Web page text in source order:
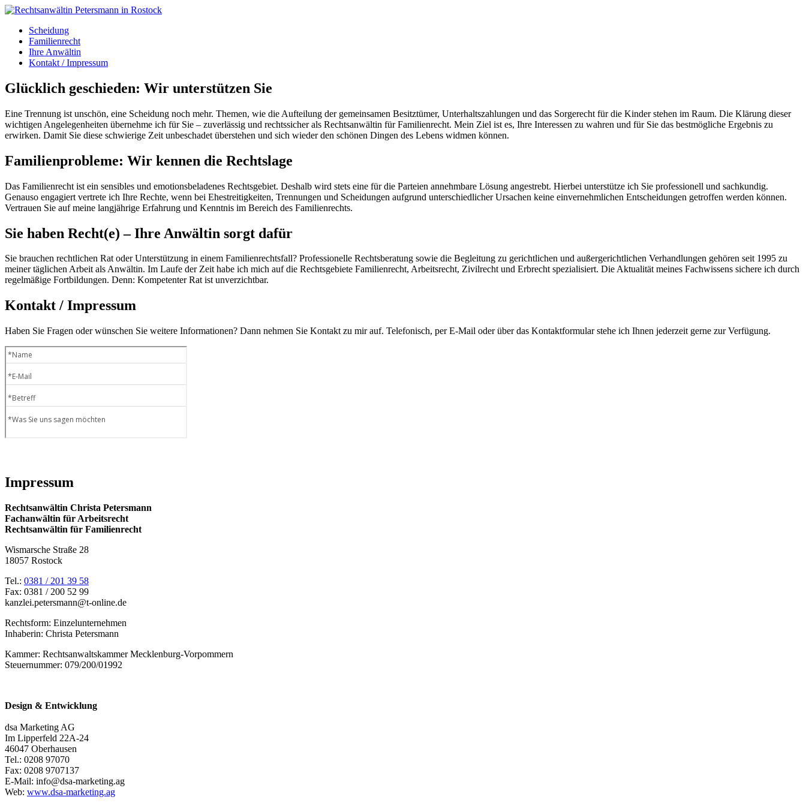
Scheidung
Familienrecht
Ihre Anwältin
Kontakt / Impressum
Glücklich geschieden: Wir unterstützen Sie
Eine Trennung ist unschön, eine Scheidung noch mehr. Themen, wie die Aufteilung der gemeinsamen Besitztümer, Unterhaltszahlungen und das Sorgerecht für die Kinder stehen im Raum. Die Klärung dieser
wichtigen Angelegenheiten übernehme ich für Sie – zuverlässig und rechtssicher als Rechtsanwältin für Familienrecht. Mein Ziel ist es, Ihre Interessen zu wahren und für Sie das bestmögliche Ergebnis zu
erwirken. Damit Sie diese schwierige Zeit unbeschadet überstehen und sich wieder den schönen Dingen des Lebens widmen können.
Familienprobleme: Wir kennen die Rechtslage
Das Familienrecht ist ein sensibles und emotionsbeladenes Rechtsgebiet. Deshalb wird stets eine für die Parteien annehmbare Lösung angestrebt. Hierbei unterstütze ich Sie professionell und sachkundig.
Genauso engagiert vertrete ich Ihre Rechte, wenn bei Ehestreitigkeiten, Trennungen und Scheidungen aufgrund unterschiedlicher Ursachen keine einvernehmlichen Entscheidungen getroffen werden können.
Vertrauen Sie auf meine langjährige Erfahrung und Kenntnis im Bereich des Familienrechts.
Sie haben Recht(e) – Ihre Anwältin sorgt dafür
Sie brauchen rechtlichen Rat oder Unterstützung in einem Familienrechtsfall? Professionelle Rechtsberatung sowie die Begleitung zu gerichtlichen und außergerichtlichen Verhandlungen gehören seit 1995 zu
meiner täglichen Arbeit als Anwältin. Im Laufe der Zeit habe ich mich auf die Rechtsgebiete Familienrecht, Arbeitsrecht, Zivilrecht und Erbrecht spezialisiert. Die Aktualität meines Fachwissens sichere ich durch
regelmäßige Fortbildungen. Denn: Kompetenter Rat ist unverzichtbar.
Kontakt / Impressum
Haben Sie Fragen oder wünschen Sie weitere Informationen? Dann nehmen Sie Kontakt zu mir auf. Telefonisch, per E-Mail oder über das Kontaktformular stehe ich Ihnen jederzeit gerne zur Verfügung.
Impressum
Rechtsanwältin Christa Petersmann
Fachanwältin für Arbeitsrecht
Rechtsanwältin für Familienrecht
Wismarsche Straße 28
18057 Rostock
Tel.: 0381 / 201 39 58
Fax: 0381 / 200 52 99
kanzlei.petersmann@t-online.de
Rechtsform: Einzelunternehmen
Inhaberin: Christa Petersmann
Kammer: Rechtsanwaltskammer Mecklenburg-Vorpommern
Steuernummer: 079/200/01992
Design & Entwicklung
dsa Marketing AG
Im Lipperfeld 22A-24
46047 Oberhausen
Tel.: 0208 97070
Fax: 0208 9707137
E-Mail: info@dsa-marketing.ag
Web: www.dsa-marketing.ag